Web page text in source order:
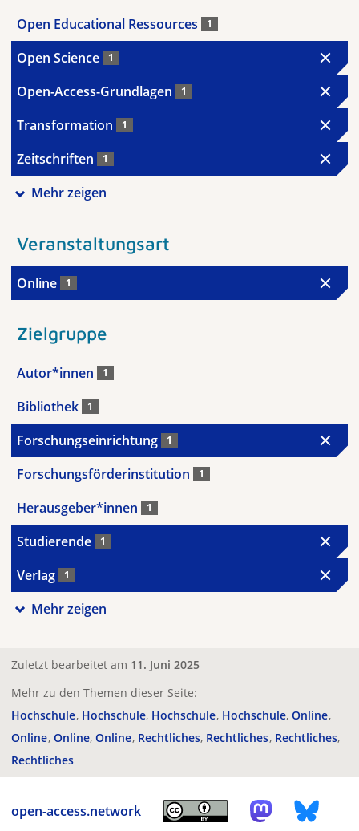
Open Educational Ressources 1
Open Science 1
Open-Access-Grundlagen 1
Transformation 1
Zeitschriften 1
Mehr zeigen
Veranstaltungsart
Online 1
Zielgruppe
Autor*innen 1
Bibliothek 1
Forschungseinrichtung 1
Forschungsförderinstitution 1
Herausgeber*innen 1
Studierende 1
Verlag 1
Mehr zeigen
Zuletzt bearbeitet am 11. Juni 2025
Mehr zu den Themen dieser Seite:
Hochschule Hochschule Hochschule Hochschule Online
Online Online Online Rechtliches Rechtliches Rechtliches
Rechtliches
open-access.network